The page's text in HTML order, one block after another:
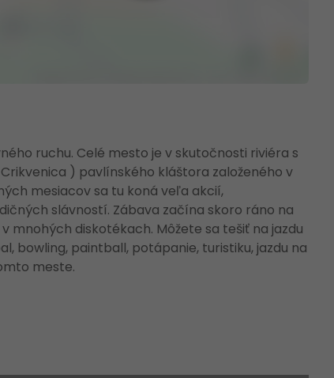
ruchu. Celé mesto je v skutočnosti riviéra s
) pavlínského kláštora založeného v
mesiacov sa tu koná veľa akcií,
slávností. Zábava začína skoro ráno na
mnohých diskotékach. Môžete sa tešiť na jazdu
bowling, paintball, potápanie, turistiku, jazdu na
meste.